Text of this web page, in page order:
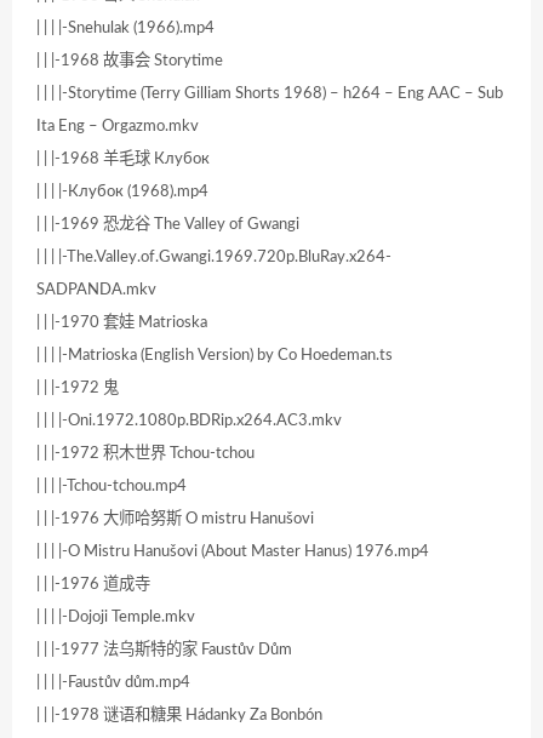
| | | |-Snehulak (1966).mp4
| | |-1968 故事会 Storytime
| | | |-Storytime (Terry Gilliam Shorts 1968) – h264 – Eng AAC – Sub
Ita Eng – Orgazmo.mkv
| | |-1968 羊毛球 Клубок
| | | |-Клубок (1968).mp4
| | |-1969 恐龙谷 The Valley of Gwangi
| | | |-The.Valley.of.Gwangi.1969.720p.BluRay.x264-
SADPANDA.mkv
| | |-1970 套娃 Matrioska
| | | |-Matrioska (English Version) by Co Hoedeman.ts
| | |-1972 鬼
| | | |-Oni.1972.1080p.BDRip.x264.AC3.mkv
| | |-1972 积木世界 Tchou-tchou
| | | |-Tchou-tchou.mp4
| | |-1976 大师哈努斯 O mistru Hanušovi
| | | |-O Mistru Hanušovi (About Master Hanus) 1976.mp4
| | |-1976 道成寺
| | | |-Dojoji Temple.mkv
| | |-1977 法乌斯特的家 Faustův Dům
| | | |-Faustův dům.mp4
| | |-1978 谜语和糖果 Hádanky Za Bonbón